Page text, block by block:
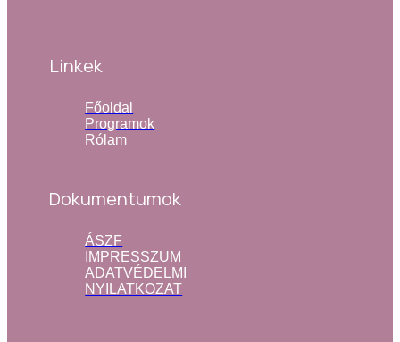
Linkek
Főoldal
Programok
Rólam
Dokumentumok
ÁSZF
IMPRESSZUM
ADATVÉDELMI
NYILATKOZAT